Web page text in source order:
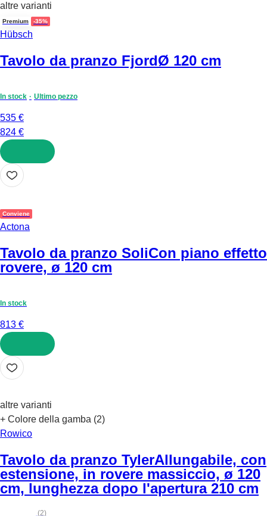
altre varianti
Premium -35%
Hübsch
Tavolo da pranzo FjordØ 120 cm
In stock Ultimo pezzo
535 €
824 €
AGGIUNGI
Conviene
Actona
Tavolo da pranzo SoliCon piano effetto
rovere, ø 120 cm
In stock
813 €
AGGIUNGI
altre varianti
+ Colore della gamba (2)
Rowico
Tavolo da pranzo TylerAllungabile, con
estensione, in rovere massiccio, ø 120
cm, lunghezza dopo l'apertura 210 cm
(2)